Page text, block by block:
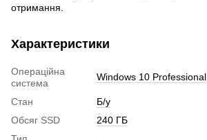
отримання.
Характеристики
Операційна
система
Windows 10 Professional
Стан
Б/у
Обсяг SSD
240 ГБ